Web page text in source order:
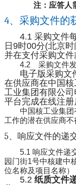
注：应答人
4、采购文件的
4.1 采购文件
日9时00分(北京时
并在支付采购文
4.2 采购文件
电子版采购文
在供应商在中国
工业集团有限公
平台完成在线注
中国核工业集
工作的潜在供应商
5、响应文件的递
5.1 响应文件递
园门街1号中核建中
位名称及项目名称）
5.2 纸质文件